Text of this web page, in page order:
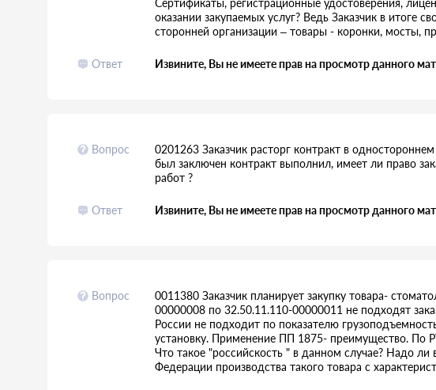
Сертификаты, регистрационные удостоверения,
оказании закупаемых услуг? Ведь Заказчик в итоге
сторонней организации – товары - коронки, мосты,
Ответ Извините, Вы не имеете прав на просмотр данного
Вопрос
0201263 Заказчик расторг контракт в
был заключен контракт выполнил, имеет ли право
работ ?
Ответ Извините, Вы не имеете прав на просмотр данного
Вопрос
0011380 Заказчик планирует закупку товара-
00000008 по 32.50.11.110-00000011 не подходят
России не подходит по показателю
установку. Применение ПП 1875- преимущество. По
Что такое "российскость " в данном случае? Надо
Федерации производства такого товара с